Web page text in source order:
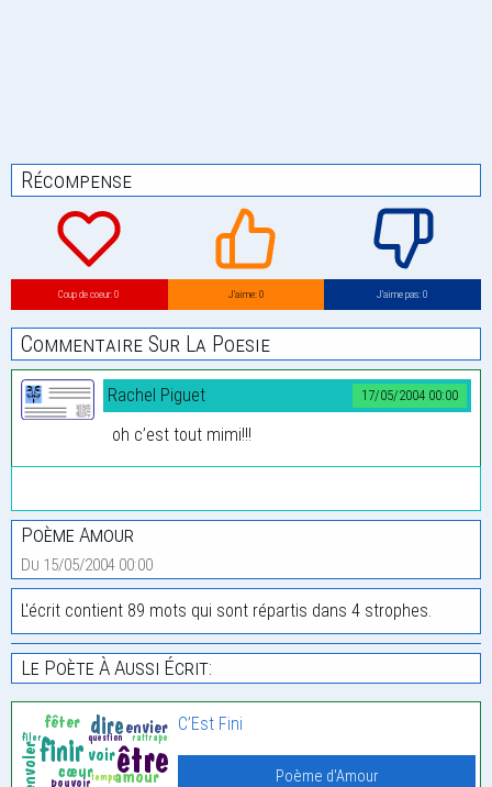
Récompense
Coup de coeur: 0 J’aime: 0 J’aime pas: 0
Commentaire Sur La Poesie
17/05/2004 00:00
Rachel Piguet
oh c’est tout mimi!!!
Poème Amour
Du 15/05/2004 00:00
L'écrit contient 89 mots qui sont répartis dans 4 strophes.
Le Poète À Aussi Écrit:
C’Est Fini
Poème d'Amour